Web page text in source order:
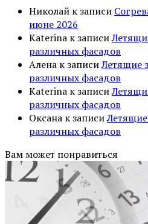
Николай к записи
июне 2026
Katerina к записи
различных фасадов
Алена к записиЛетящие
различных фасадов
Katerina к записи
различных фасадов
Оксана к записи
различных фасадов
Вам может понравиться